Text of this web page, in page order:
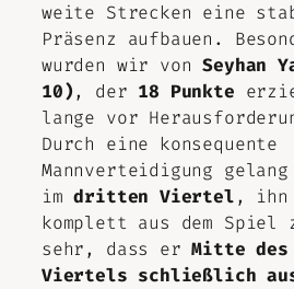
weite Strecken eine
Präsenz aufbauen.
wurden wir vonSeyhan
10), der 18 Punkte
lange vor
Durch eine konsequente
Mannverteidigung
imdritten Viertel, ihn
komplett aus dem Spiel
sehr, dass erMitte
Viertels schließlich